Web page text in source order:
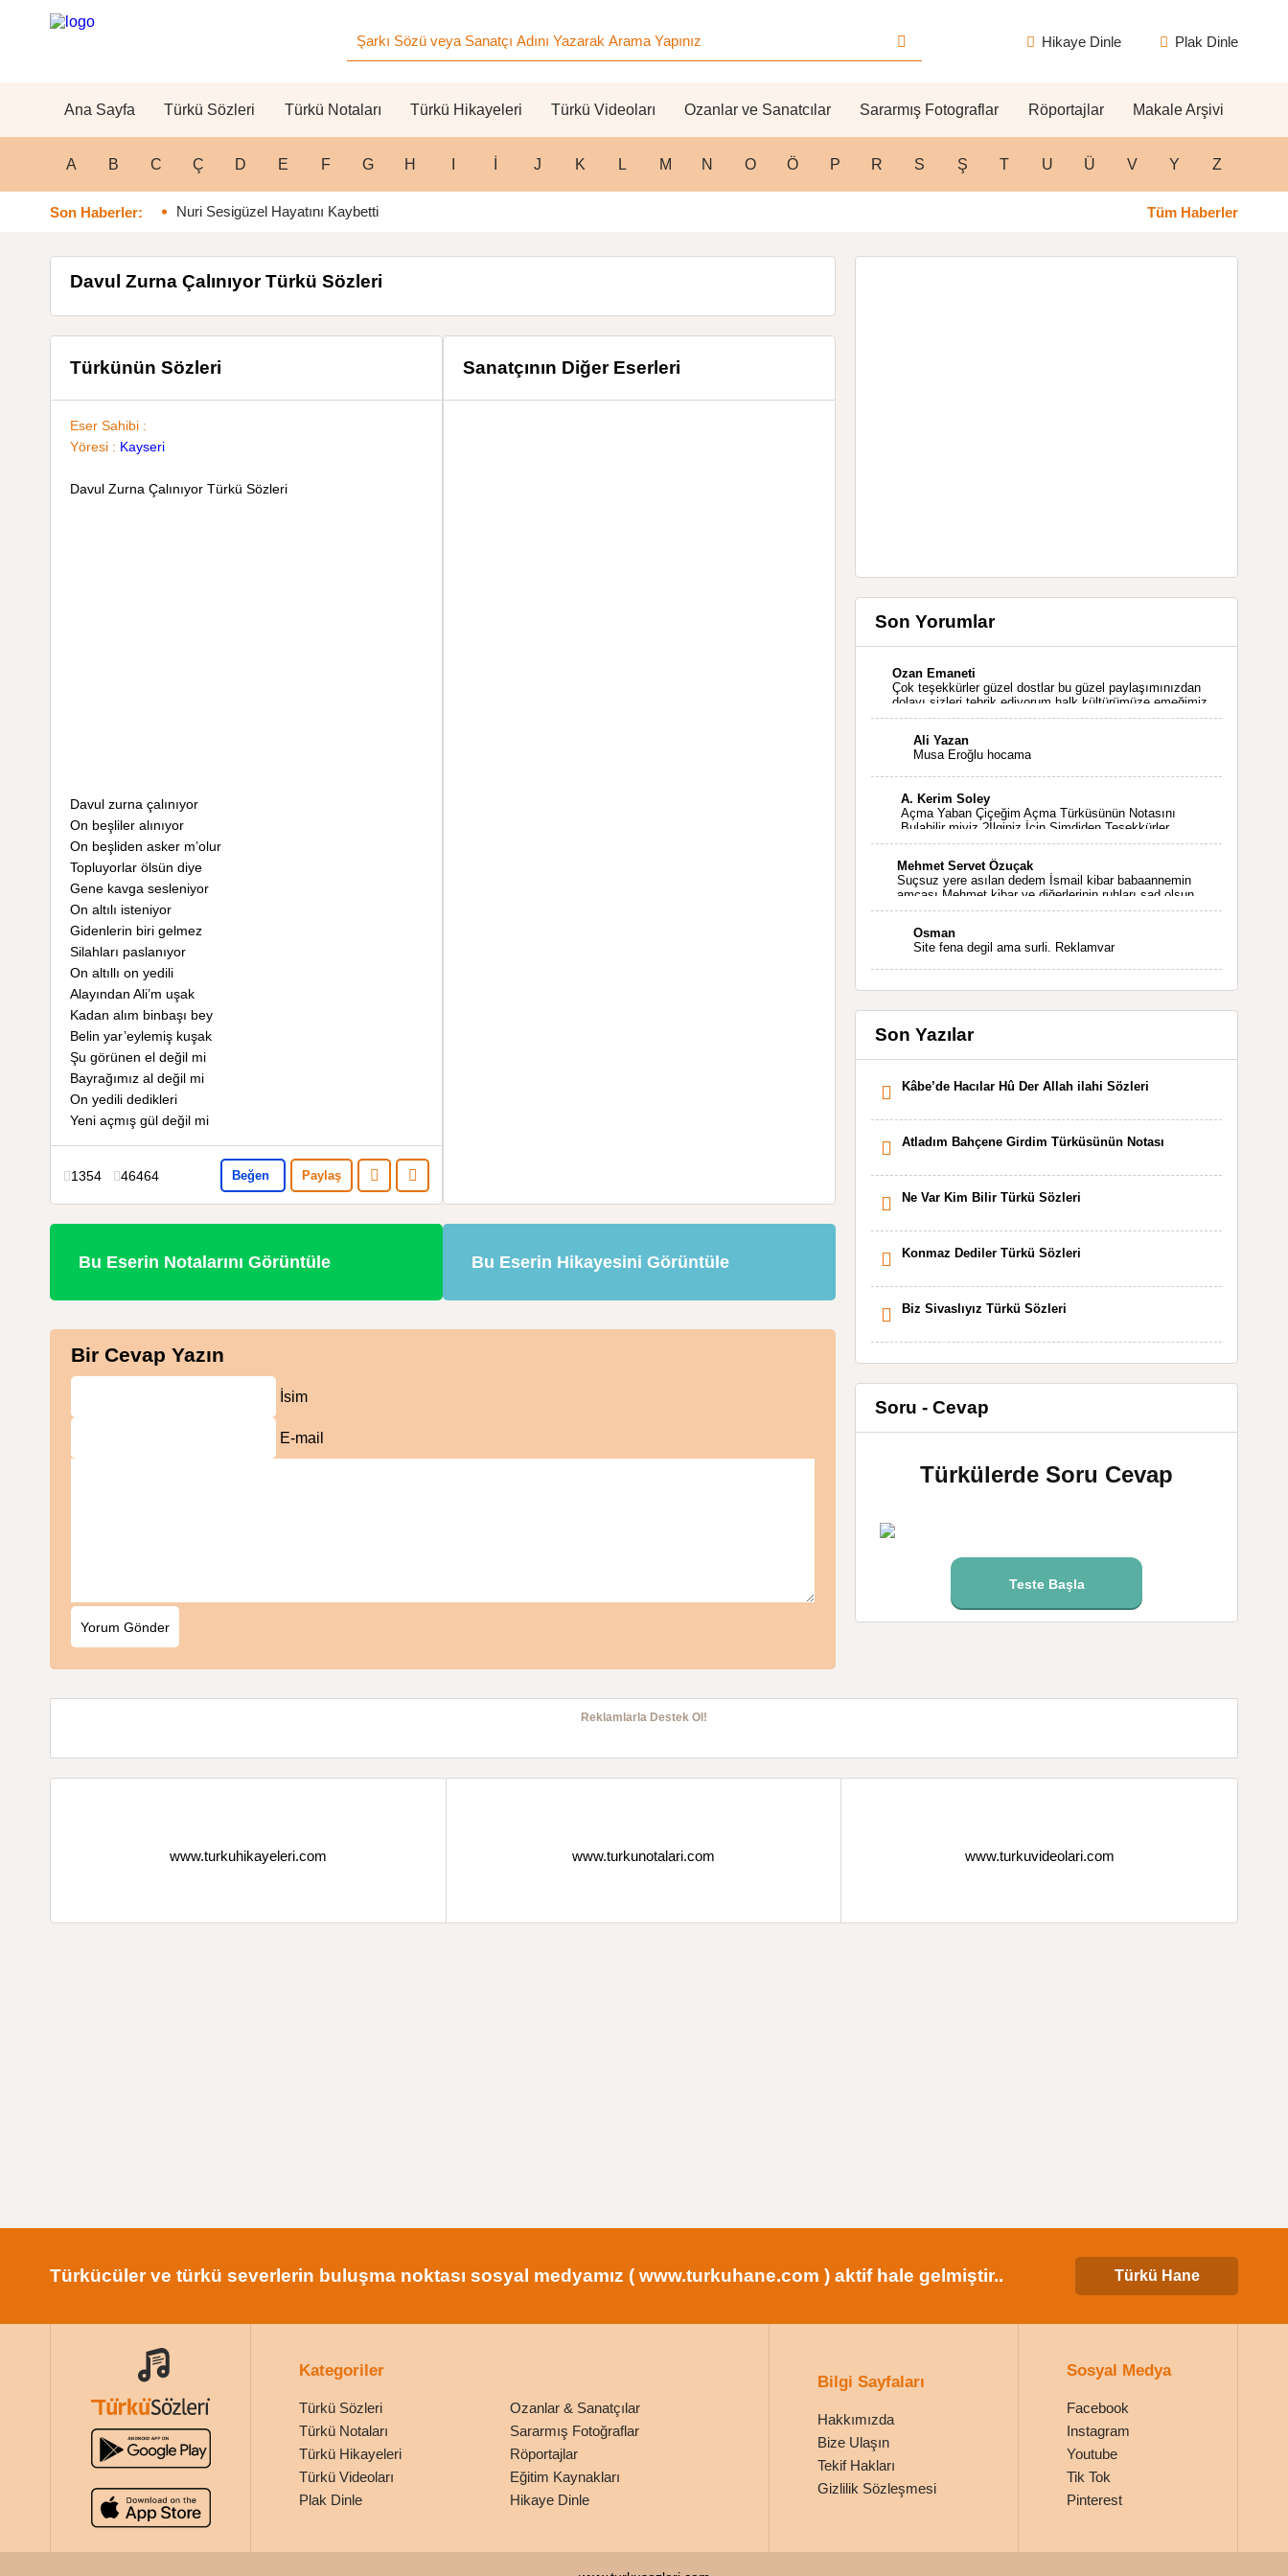
Hikaye Dinle Plak Dinle
Ana Sayfa Türkü Sözleri Türkü Notaları Türkü Hikayeleri Türkü Videoları Ozanlar ve Sanatcılar Sararmış Fotograflar Röportajlar Makale Arşivi
A B C Ç D E F G H J K L M N O Ö P R S Ş T U Ü V Y Z
Son Haberler: Nuri Sesigüzel Hayatını Kaybetti Tüm Haberler
Davul Zurna Çalınıyor Türkü Sözleri
Türkünün Sözleri
Eser Sahibi :
Yöresi : Kayseri
Davul Zurna Çalınıyor Türkü Sözleri
Davul zurna çalınıyor
On beşliler alınıyor
On beşliden asker m’olur
Topluyorlar ölsün diye
Gene kavga sesleniyor
On altılı isteniyor
Gidenlerin biri gelmez
Silahları paslanıyor
On altıllı on yedili
Alayından Ali’m uşak
Kadan alım binbaşı bey
Belin yar’eylemiş kuşak
Şu görünen el değil mi
Bayrağımız al değil mi
On yedili dedikleri
Yeni açmış gül değil mi
1354 46464 Beğen Paylaş
Sanatçının Diğer Eserleri
Bu Eserin Notalarını Görüntüle Bu Eserin Hikayesini Görüntüle
Bir Cevap Yazın
İsim
E-mail
Son Yorumlar
Ozan Emaneti
Çok teşekkürler güzel dostlar bu güzel paylaşımınızdan
dolayı sizleri tebrik ediyorum halk kültürümüze emeğimiz
geçti ise ne mutlu bizlere sizlerin sayesinde türkülerimiz
Ali Yazan
Musa Eroğlu hocama
A. Kerim Soley
Açma Yaban Çiçeğim Açma Türküsünün Notasını
Bulabilir miyiz ?İlginiz İçin Şimdiden Teşekkürler.
Mehmet Servet Özuçak
Suçsuz yere asılan dedem İsmail kibar babaannemin
amcası Mehmet kibar ve diğerlerinin ruhları şad olsun.
Kahrolsun Cemal paşa
Osman
Site fena degil ama surli. Reklamvar
Son Yazılar
Kâbe’de Hacılar Hû Der Allah ilahi Sözleri
Atladım Bahçene Girdim Türküsünün Notası
Ne Var Kim Bilir Türkü Sözleri
Konmaz Dediler Türkü Sözleri
Biz Sivaslıyız Türkü Sözleri
Soru - Cevap
Türkülerde Soru Cevap
Teste Başla
Reklamlarla Destek Ol!
www.turkuhikayeleri.com www.turkunotalari.com www.turkuvideolari.com
Türkücüler ve türkü severlerin buluşma noktası sosyal medyamız ( www.turkuhane.com ) aktif hale gelmiştir.. Türkü Hane
Kategoriler
Türkü Sözleri
Ozanlar & Sanatçılar
Türkü Notaları
Sararmış Fotoğraflar
Türkü Hikayeleri
Röportajlar
Türkü Videoları
Eğitim Kaynakları
Plak Dinle
Hikaye Dinle
Bilgi Sayfaları
Hakkımızda
Bize Ulaşın
Tekif Hakları
Gizlilik Sözleşmesi
Sosyal Medya
Facebook
Instagram
Youtube
Tik Tok
Pinterest